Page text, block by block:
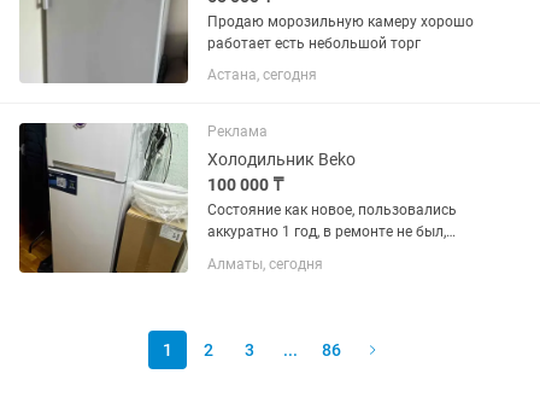
Продаю морозильную камеру хорошо
работает есть небольшой торг
Астана, сегодня
Реклама
Холодильник Beko
100 000 ₸
Состояние как новое, пользовались
аккуратно 1 год, в ремонте не был,
Алматы, сегодня
1 2 3 ... 86